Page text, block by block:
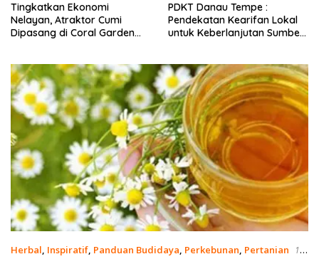
PDKT Danau Tempe :
Pendekatan Kearifan Lokal
untuk Keberlanjutan Sumber
Cara Mengatasi Penyakit
PMK pada Sapi Perah
Alami dan Medis
Herbal, Inspiratif, Panduan Budidaya, Perkebunan, Pertanian
18